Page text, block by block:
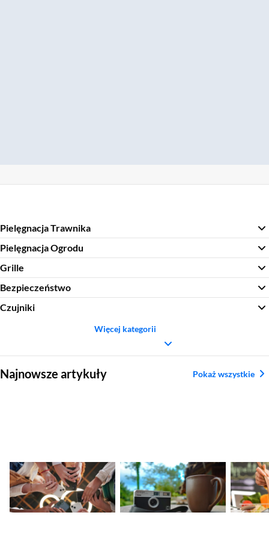
Pielęgnacja Trawnika
Pielęgnacja Ogrodu
Grille
Bezpieczeństwo
Czujniki
Więcej kategorii
Najnowsze artykuły Pokaż wszystkie
Nadchodzące
premiery smartfonów
– kalendarz nowości
2026
Ranking aparatów
kompaktowych.
Najlepsze modele
2026